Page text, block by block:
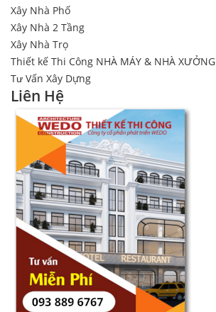
Xây Nhà Phố
Xây Nhà 2 Tầng
Xây Nhà Trọ
Thiết kế Thi Công NHÀ MÁY & NHÀ XƯỞNG
Tư Vấn Xây Dựng
Liên Hệ